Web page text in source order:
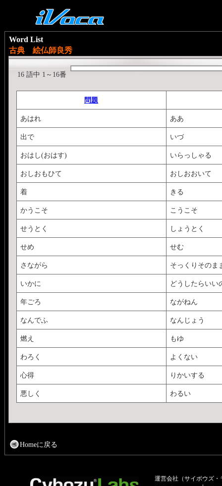
Word List
古典 絵仏師良秀
16 語中 1～16番
問題
あはれ ああ
出で いづ
おはし(おはす) いらっしゃる
おしおもひて おしおおいて
着 きる
かうこそ こうこそ
せうとく しょうとく
せめ せむ
さながら そっくりそのま
いかに どうしたらいい
年ごろ ながねん
なんでふ なんじょう
燃え もゆ
わろく よくない
心得 りかいする
悪しく わるい
Homeに戻る
運営会社（サイボウズ・